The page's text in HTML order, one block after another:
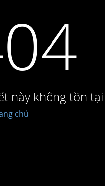
này không tồn tại
chủ